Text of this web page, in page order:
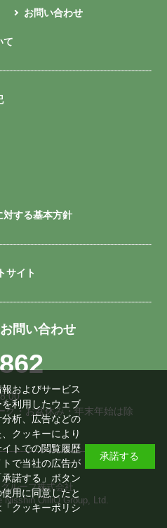
お問い合わせ
て
対する基本方針
サイト
問い合わせ
・お盆休み・年末年始は除
ループ株式会社
Nisshin OilliO Group, Ltd.
およびサービス
利用したウェブ
析、広告などの
クッキーにより
トでの閲覧履歴
で当社の広告が
諾する」ボタン
用に同意したと
クッキーポリシ
承諾する